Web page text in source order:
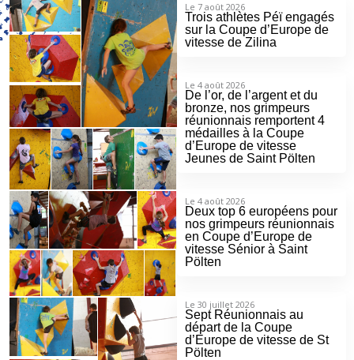
Le 7 août 2026
Trois athlètes Péï engagés
sur la Coupe d’Europe de
vitesse de Zilina
Le 4 août 2026
De l’or, de l’argent et du
bronze, nos grimpeurs
réunionnais remportent 4
médailles à la Coupe
d’Europe de vitesse
Jeunes de Saint Pölten
Le 4 août 2026
Deux top 6 européens pour
nos grimpeurs réunionnais
en Coupe d’Europe de
vitesse Sénior à Saint
Pölten
Le 30 juillet 2026
Sept Réunionnais au
départ de la Coupe
d’Europe de vitesse de St
Pölten